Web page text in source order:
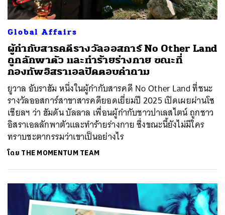
Global Affairs
ผู้กำกับสารคดีรางวัลออสการ์ No Other Land
ถูกลักพาตัว และทำร้ายร่างกาย ขณะที่
กองทัพอิสราเอลปัดตอบคำถาม
ยูวาล อับราฮัม หนึ่งในผู้กำกับสารคดี No Other Land ที่ชนะ
รางวัลออสการ์สาขาสารคดียอดเยี่ยมปี 2025 เปิดเผยผ่านโซ
เชียลฯ ว่า ฮัมดัน บัลลาล เพื่อนผู้กำกับชาวปาเลสไตน์ ถูกชาว
อิสราเอลลักพาตัวและทำร้ายร่างกาย ซึ่งขณะนี้ยังไม่มีใคร
ทราบชะตากรรมว่าเขาเป็นอย่างไร
โดย THE MOMENTUM TEAM